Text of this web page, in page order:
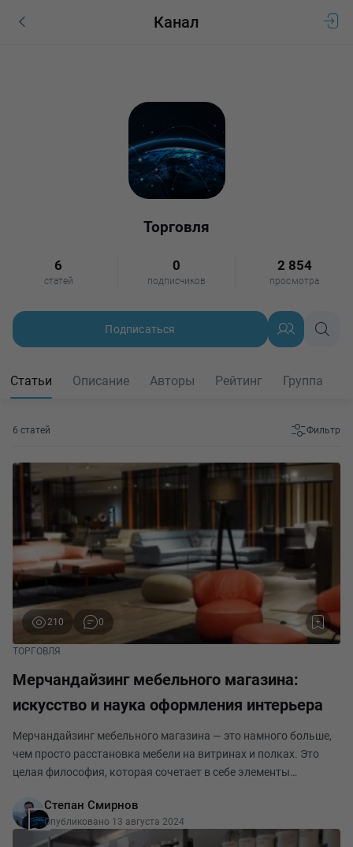
Канал
Торговля
6
статей
0
подписчиков
2 854
просмотра
Подписаться
Статьи Описание Авторы Рейтинг Группа
6 статей Фильтр
210 0
ТОРГОВЛЯ
Мерчандайзинг мебельного магазина:
искусство и наука оформления интерьера
Мерчандайзинг мебельного магазина — это намного больше,
чем просто расстановка мебели на витринах и полках. Это
целая философия, которая сочетает в себе элементы
мы подробно рассмотрим стратегии и техни
Степан Смирнов
Опубликовано 13 августа 2024